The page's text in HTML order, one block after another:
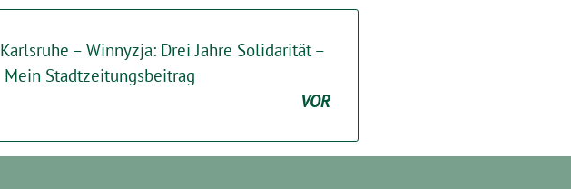
Karlsruhe – Winnyzja: Drei Jahre Solidarität –
Mein Stadtzeitungsbeitrag
VOR